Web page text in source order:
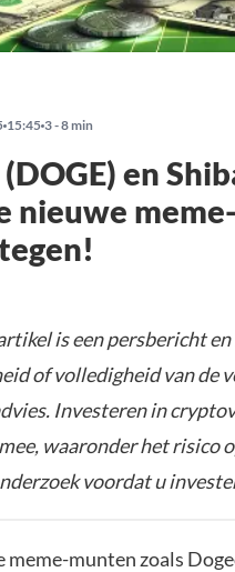
15:45 3 - 8 min
en
nieuwe
is een persbericht
of volledigheid van
Investeren in
waaronder het risico
voordat u
munten zoals